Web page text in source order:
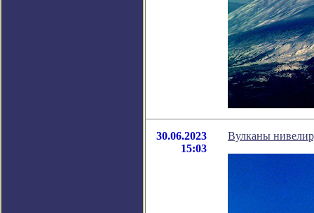
30.06.2023
15:03
Вулканы